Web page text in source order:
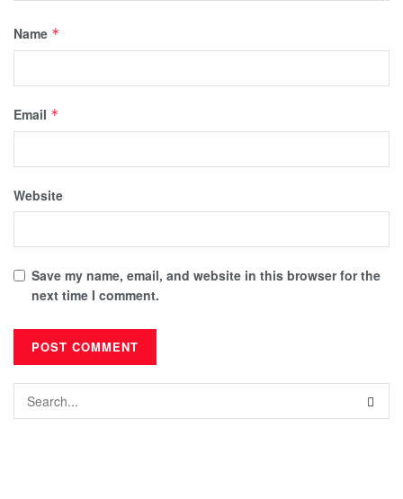
Name *
Email *
Website
Save my name, email, and website in this browser for the
next time I comment.